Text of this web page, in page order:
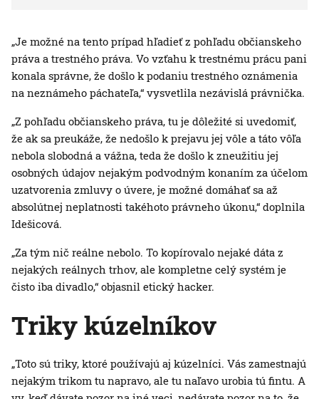
„Je možné na tento prípad hľadieť z pohľadu občianskeho
práva a trestného práva. Vo vzťahu k trestnému prácu pani
konala správne, že došlo k podaniu trestného oznámenia
na neznámeho páchateľa,“ vysvetlila nezávislá právnička.
„Z pohľadu občianskeho práva, tu je dôležité si uvedomiť,
že ak sa preukáže, že nedošlo k prejavu jej vôle a táto vôľa
nebola slobodná a vážna, teda že došlo k zneužitiu jej
osobných údajov nejakým podvodným konaním za účelom
uzatvorenia zmluvy o úvere, je možné domáhať sa až
absolútnej neplatnosti takéhoto právneho úkonu,“ doplnila
Idešicová.
„Za tým nič reálne nebolo. To kopírovalo nejaké dáta z
nejakých reálnych trhov, ale kompletne celý systém je
čisto iba divadlo,“ objasnil etický hacker.
Triky kúzelníkov
„Toto sú triky, ktoré používajú aj kúzelníci. Vás zamestnajú
nejakým trikom tu napravo, ale tu naľavo urobia tú fintu. A